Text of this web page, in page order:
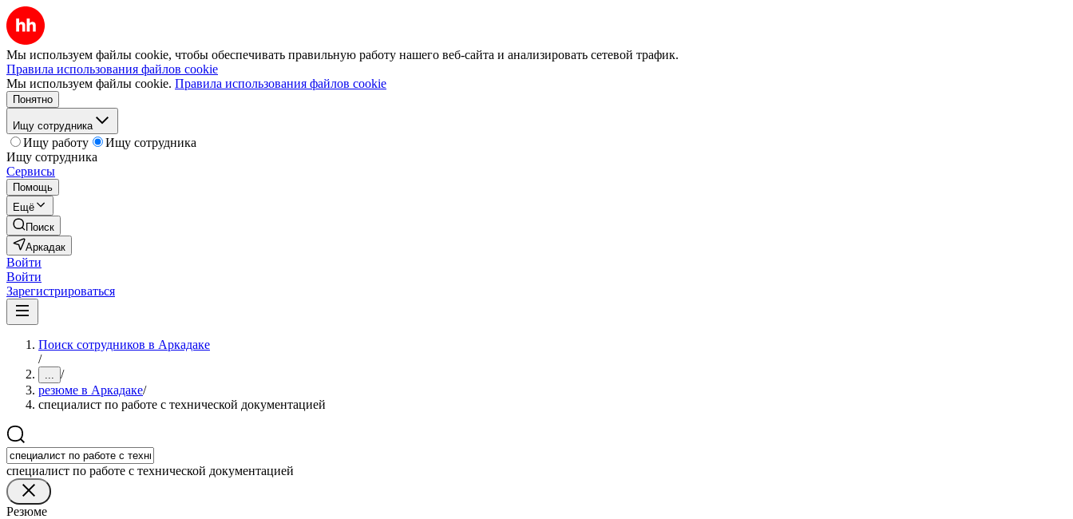
Мы используем файлы cookie, чтобы обеспечивать правильную работу нашего веб-сайта и анализировать сетевой трафик.
Правила использования файлов cookie
Мы используем файлы cookie. Правила использования файлов cookie
Понятно
Ищу сотрудника
Ищу работу
Ищу сотрудника
Ищу сотрудника
Сервисы
Помощь
Ещё
Поиск
Аркадак
Войти
Войти
Зарегистрироваться
Поиск сотрудников в Аркадаке
/
... /
резюме в Аркадаке/
специалист по работе с технической документацией
специалист по работе с технической документацией
Резюме